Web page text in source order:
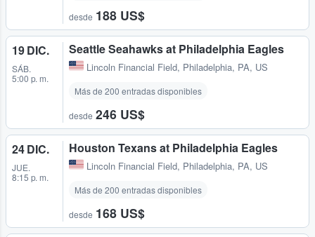
desde 188 US$
19 DIC.
SÁB.
5:00 p. m.
Seattle Seahawks at Philadelphia Eagles
Lincoln Financial Field, Philadelphia, PA, US
Más de 200 entradas disponibles
desde 246 US$
24 DIC.
JUE.
8:15 p. m.
Houston Texans at Philadelphia Eagles
Lincoln Financial Field, Philadelphia, PA, US
Más de 200 entradas disponibles
desde 168 US$